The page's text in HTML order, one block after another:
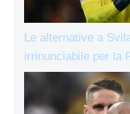
Le alternative a
irrinunciabile per la